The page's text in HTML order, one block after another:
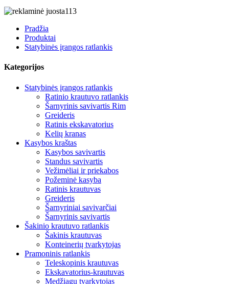
Pradžia
Produktai
Statybinės įrangos ratlankis
Kategorijos
Statybinės įrangos ratlankis
Ratinio krautuvo ratlankis
Šarnyrinis savivartis Rim
Greideris
Ratinis ekskavatorius
Kelių kranas
Kasybos kraštas
Kasybos savivartis
Standus savivartis
Vežimėliai ir priekabos
Požeminė kasyba
Ratinis krautuvas
Greideris
Šarnyriniai savivarčiai
Šarnyrinis savivartis
Šakinio krautuvo ratlankis
Šakinis krautuvas
Konteinerių tvarkytojas
Pramoninis ratlankis
Teleskopinis krautuvas
Ekskavatorius-krautuvas
Medžiagų tvarkytojas